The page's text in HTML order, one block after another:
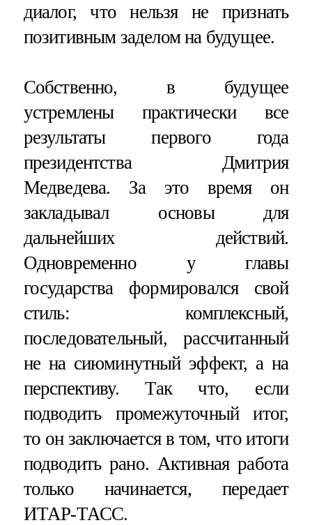
диалог, что нельзя не признать
позитивным заделом на будущее.
Собственно, в будущее
устремлены практически все
результаты первого года
президентства Дмитрия
Медведева. За это время он
закладывал основы для
дальнейших действий.
Одновременно у главы
государства формировался свой
стиль: комплексный,
последовательный, рассчитанный
не на сиюминутный эффект, а на
перспективу. Так что, если
подводить промежуточный итог,
то он заключается в том, что итоги
подводить рано. Активная работа
только начинается, передает
ИТАР-ТАСС.